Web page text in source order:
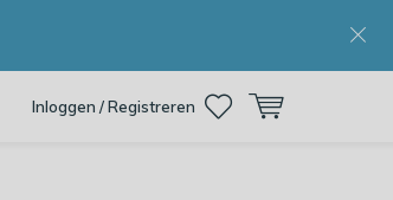
Inloggen / Registreren